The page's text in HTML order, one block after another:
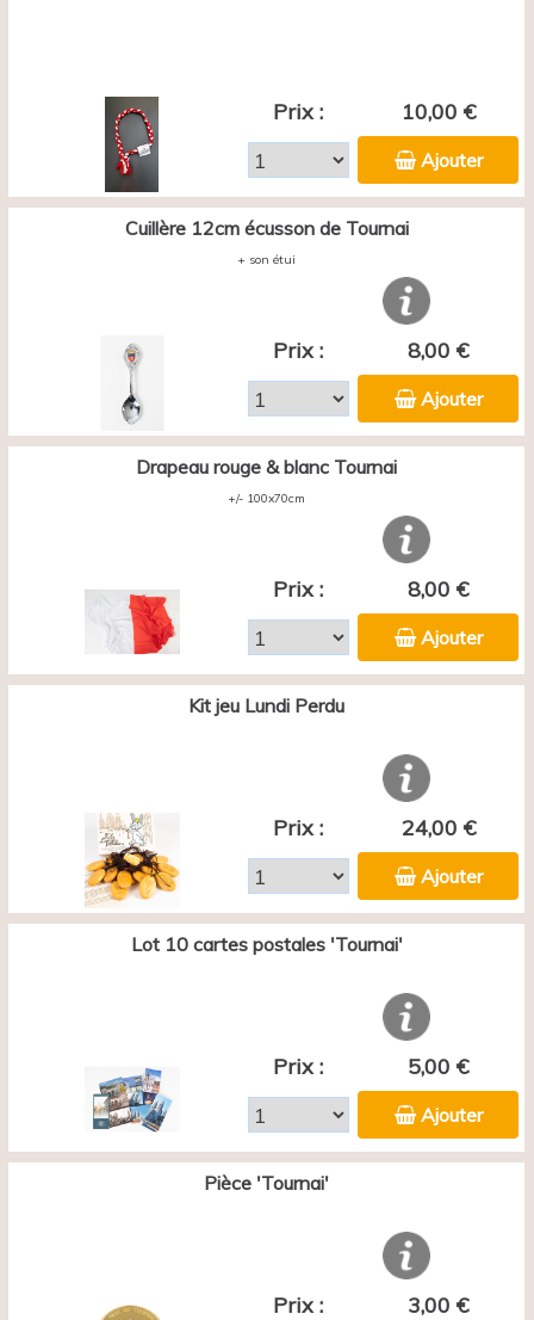
Prix : 10,00 €
Ajouter
Cuillère 12cm écusson de Tournai
+ son étui
Prix : 8,00 €
Ajouter
Drapeau rouge & blanc Tournai
+/- 100x70cm
Prix : 8,00 €
Ajouter
Kit jeu Lundi Perdu
Prix : 24,00 €
Ajouter
Lot 10 cartes postales 'Tournai'
Prix : 5,00 €
Ajouter
Pièce 'Tournai'
Prix : 3,00 €